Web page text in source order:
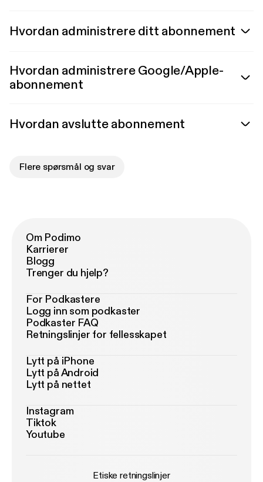
Hvordan administrere ditt abonnement
Hvordan administrere Google/Apple-
abonnement
Hvordan avslutte abonnement
Flere spørsmål og svar
Om Podimo
Karrierer
Blogg
Trenger du hjelp?
For Podkastere
Logg inn som podkaster
Podkaster FAQ
Retningslinjer for fellesskapet
Lytt på iPhone
Lytt på Android
Lytt på nettet
Instagram
Tiktok
Youtube
Etiske retningslinjer